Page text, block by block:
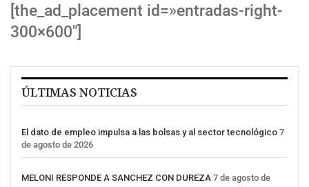
[the_ad_placement id=»entradas-right-
300×600″]
ÚLTIMAS NOTICIAS
El dato de empleo impulsa a las bolsas y al sector tecnológico 7
de agosto de 2026
MELONI RESPONDE A SANCHEZ CON DUREZA 7 de agosto de